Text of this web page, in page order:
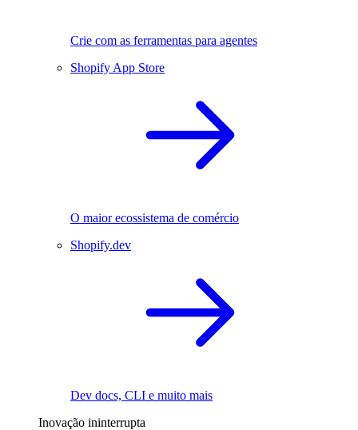
Crie com as ferramentas para agentes
Shopify App Store
O maior ecossistema de comércio
Shopify.dev
Dev docs, CLI e muito mais
Inovação ininterrupta